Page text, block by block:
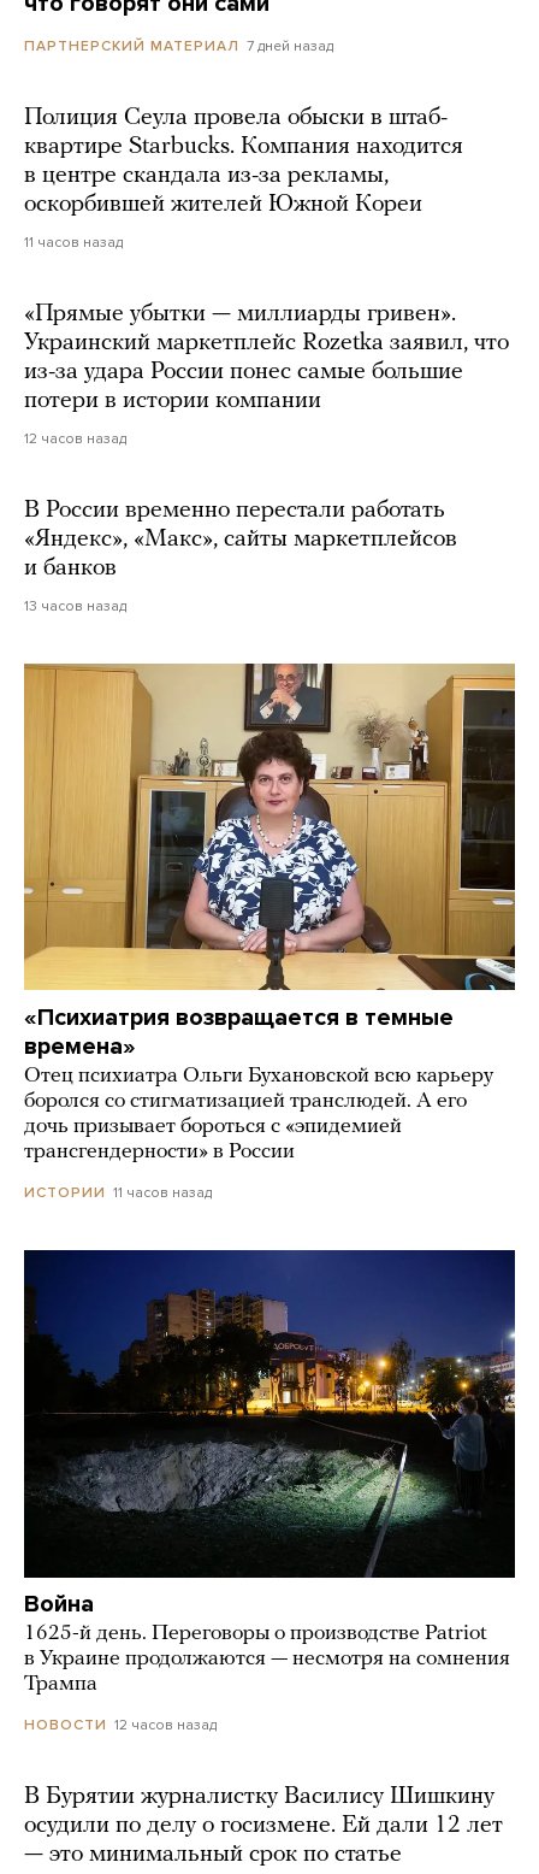
ПАРТНЕРСКИЙ МАТЕРИАЛ 7 дней назад
Полиция Сеула провела обыски в штаб-
квартире Starbucks. Компания находится
в центре скандала из-за рекламы,
оскорбившей жителей Южной Кореи
11 часов назад
«Прямые убытки — миллиарды гривен».
Украинский маркетплейс Rozetka заявил, что
из-за удара России понес самые большие
потери в истории компании
12 часов назад
В России временно перестали работать
«Яндекс», «Макс», сайты маркетплейсов
и банков
13 часов назад
«Психиатрия возвращается в темные
времена»
Отец психиатра Ольги Бухановской всю карьеру
боролся со стигматизацией транслюдей. А его
дочь призывает бороться с «эпидемией
трансгендерности» в России
ИСТОРИИ 11 часов назад
Война
1625-й день. Переговоры о производстве Patriot
в Украине продолжаются — несмотря на сомнения
Трампа
НОВОСТИ 12 часов назад
В Бурятии журналистку Василису Шишкину
осудили по делу о госизмене. Ей дали 12 лет
— это минимальный срок по статье